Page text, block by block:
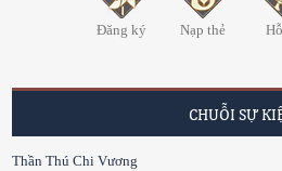
Đăng ký Nạp thẻ
CHUỖI SỰ
Thần Thú Chi Vương